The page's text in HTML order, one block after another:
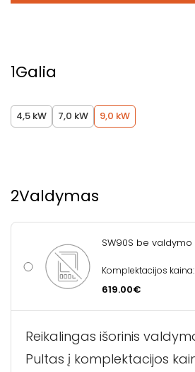
1Galia
4,5 kW 7,0 kW 9,0 kW
2Valdymas
SW90S be valdymo
Komplektacijos kaina:
619.00€
Reikalingas išorinis
Pultas į komplektacijos